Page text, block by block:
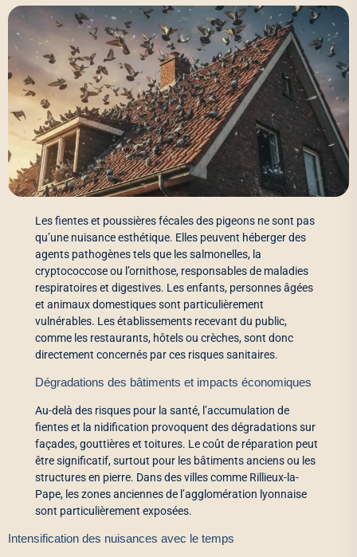
Les fientes et poussières fécales des pigeons ne sont pas
qu’une nuisance esthétique. Elles peuvent héberger des
agents pathogènes tels que les salmonelles, la
cryptococcose ou l’ornithose, responsables de maladies
respiratoires et digestives. Les enfants, personnes âgées
et animaux domestiques sont particulièrement
vulnérables. Les établissements recevant du public,
comme les restaurants, hôtels ou crèches, sont donc
directement concernés par ces risques sanitaires.
Dégradations des bâtiments et impacts économiques
Au-delà des risques pour la santé, l’accumulation de
fientes et la nidification provoquent des dégradations sur
façades, gouttières et toitures. Le coût de réparation peut
être significatif, surtout pour les bâtiments anciens ou les
structures en pierre. Dans des villes comme Rillieux-la-
Pape, les zones anciennes de l’agglomération lyonnaise
sont particulièrement exposées.
Intensification des nuisances avec le temps